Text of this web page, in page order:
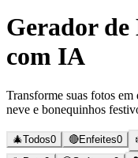
Gerador de
com IA
Transforme suas fotos
neve e bonequinhos
🎄Todos0 🔴Enfeites0